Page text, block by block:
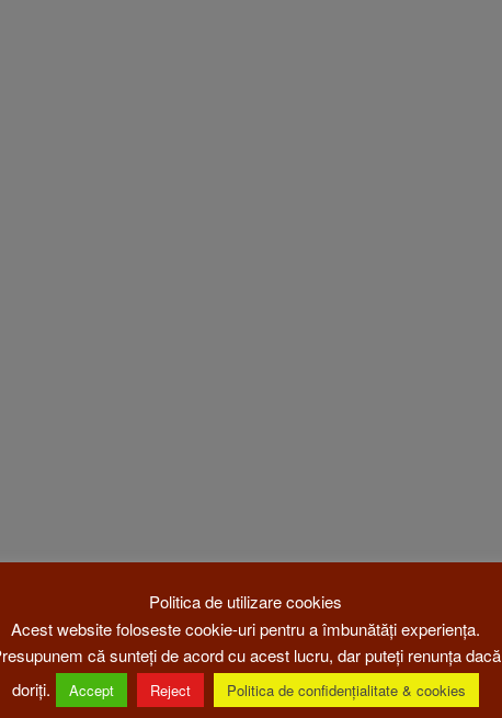
Politica de utilizare cookies
Acest website foloseste cookie-uri pentru a îmbunătăți experiența.
că sunteți de acord cu acest lucru, dar puteți renunța dacă
doriți.
Accept Reject Politica de confidențialitate & cookies